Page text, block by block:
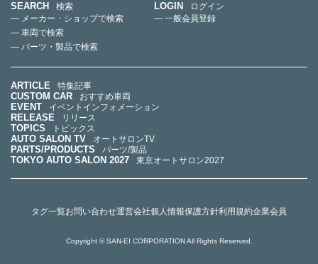
SEARCH
検索
— メーカー・ショップで検索
— 車両で検索
— パーツ・製品で検索
LOGIN
ログイン
— 一般会員登録
ARTICLE 特集記事
CUSTOM CAR おすすめ車両
EVENT イベントインフォメーション
RELEASE リリース
TOPICS トピックス
AUTO SALON TV オートサロンTV
PARTS/PRODUCTS パーツ/製品
TOKYO AUTO SALON 2027 東京オートサロン2027
タグ一覧お問い合わせ運営会社個人情報保護方針利用規約企業会員
Copyright © SAN-EI CORPORATION All Rights Reserved.